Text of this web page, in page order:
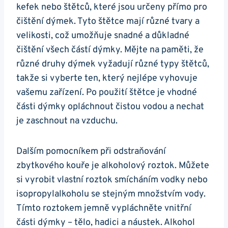
kefek nebo štětců, které jsou určeny přímo pro
čištění dýmek. Tyto štětce mají různé tvary a
velikosti, což umožňuje snadné a důkladné
čištění všech částí dýmky. Mějte na paměti, že
různé druhy dýmek vyžadují různé typy štětců,
takže si vyberte ten, který nejlépe vyhovuje
vašemu zařízení. Po použití štětce je vhodné
části dýmky opláchnout čistou vodou a nechat
je zaschnout na vzduchu.
Dalším pomocníkem při odstraňování
zbytkového kouře je alkoholový roztok. Můžete
si vyrobit vlastní roztok smícháním vodky nebo
isopropylalkoholu se stejným množstvím vody.
Tímto roztokem jemně vypláchněte vnitřní
části dýmky – tělo, hadici a náustek. Alkohol